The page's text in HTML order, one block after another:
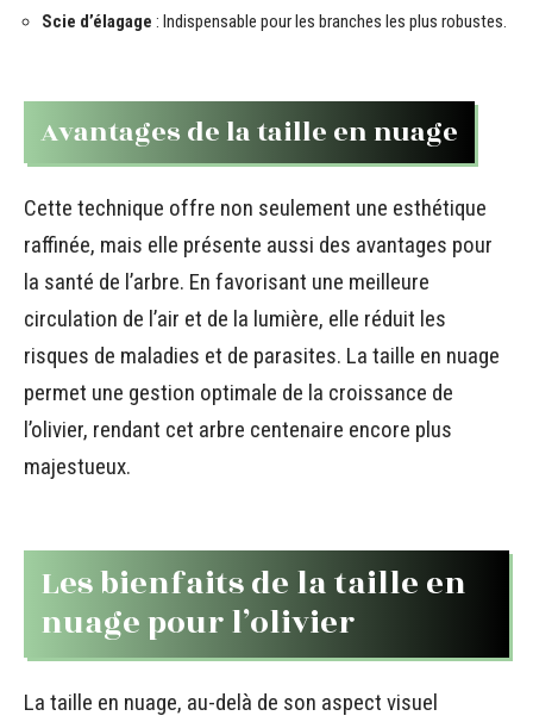
Scie d’élagage : Indispensable pour les branches les plus robustes.
Avantages de la taille en nuage
Cette technique offre non seulement une esthétique
raffinée, mais elle présente aussi des avantages pour
la santé de l’arbre. En favorisant une meilleure
circulation de l’air et de la lumière, elle réduit les
risques de maladies et de parasites. La taille en nuage
permet une gestion optimale de la croissance de
l’olivier, rendant cet arbre centenaire encore plus
majestueux.
Les bienfaits de la taille en
nuage pour l’olivier
La taille en nuage, au-delà de son aspect visuel